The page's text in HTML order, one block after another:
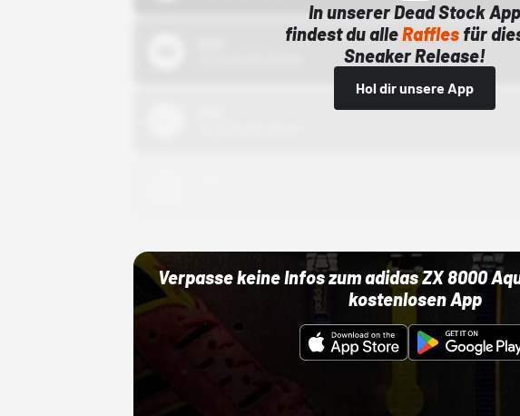
In unserer Dead Stock App
findest du alleRaffles für
Sneaker Release!
Hol dir unsere App
Verpasse keine Infos zum adidas ZX 8000
kostenlosen App